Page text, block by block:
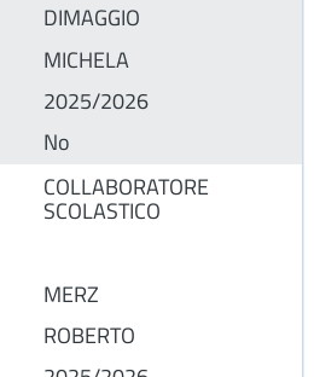
DIMAGGIO
MICHELA
2025/2026
No
COLLABORATORE
SCOLASTICO
MERZ
ROBERTO